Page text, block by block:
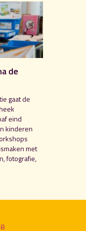
de
gaat de
eind
kinderen
met
fotografie,